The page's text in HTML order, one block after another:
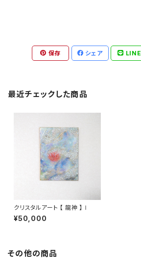
保存 シェア LINE
最近チェックした商品
クリスタルアート 【 龍神 】Ⅰ
¥50,000
その他の商品